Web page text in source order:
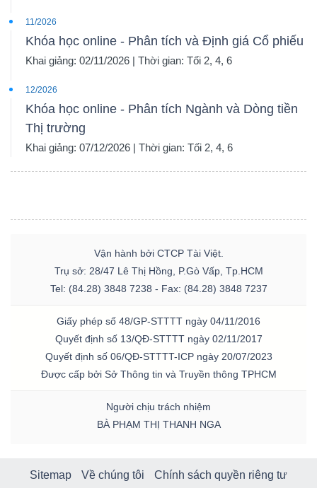
11/2026
Khóa học online - Phân tích và Định giá Cổ phiếu
Khai giảng: 02/11/2026 | Thời gian: Tối 2, 4, 6
12/2026
Khóa học online - Phân tích Ngành và Dòng tiền
Thị trường
Khai giảng: 07/12/2026 | Thời gian: Tối 2, 4, 6
Vận hành bởi CTCP Tài Việt.
Trụ sở: 28/47 Lê Thị Hồng, P.Gò Vấp, Tp.HCM
Tel: (84.28) 3848 7238 - Fax: (84.28) 3848 7237
Giấy phép số 48/GP-STTTT ngày 04/11/2016
Quyết định số 13/QĐ-STTTT ngày 02/11/2017
Quyết định số 06/QĐ-STTTT-ICP ngày 20/07/2023
Được cấp bởi Sở Thông tin và Truyền thông TPHCM
Người chịu trách nhiệm
BÀ PHẠM THỊ THANH NGA
Sitemap Về chúng tôi Chính sách quyền riêng tư